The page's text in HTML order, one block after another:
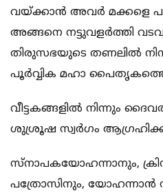
വയ്ക്കാൻ അവർ മക്കളെ
അങ്ങനെ നട്ടുവളർത്തി
തിരുസഭയുടെ തണലിൽ
പൂർവ്വിക മഹാ
വീട്ടകങ്ങളിൽ നിന്നും
ശുശ്രൂഷ സ്വർഗം
സ്നാപകയോഹന്നാനും,
പത്രോസിനും,